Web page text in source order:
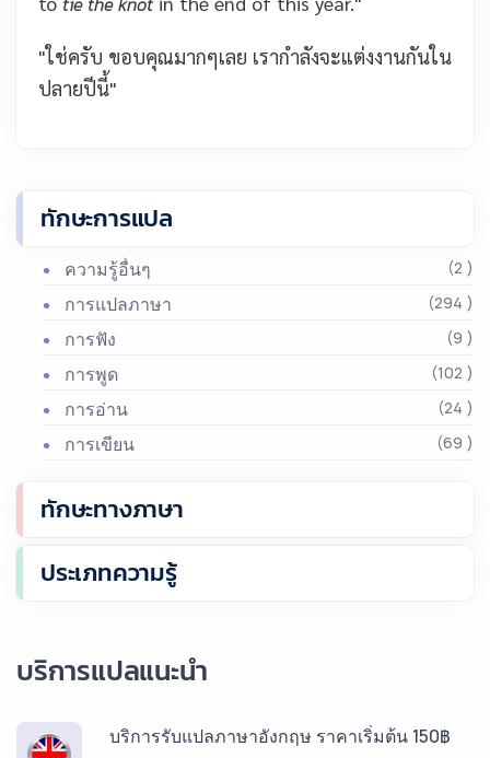
"ใช่ครับ ขอบคุณมากๆเลย เรากำลังจะแต่งงานกันใน
ปลายปีนี้"
ทักษะการแปล
ความรู้อื่นๆ (2 )
การแปลภาษา (294 )
การฟัง (9 )
การพูด (102 )
การอ่าน (24 )
การเขียน (69 )
ทักษะทางภาษา
ประเภทความรู้
บริการแปลแนะนำ
บริการรับแปลภาษาอังกฤษ ราคาเริ่มต้น 150฿